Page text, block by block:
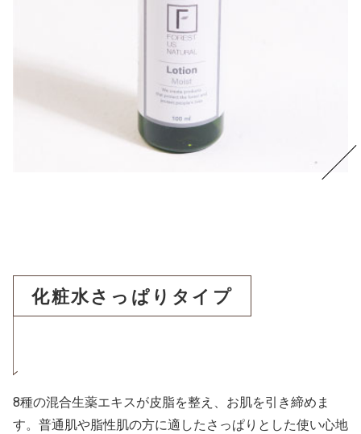
化粧水さっぱりタイプ
8種の混合生薬エキスが皮脂を整え、お肌を引き締めま
す。普通肌や脂性肌の方に適したさっぱりとした使い心地